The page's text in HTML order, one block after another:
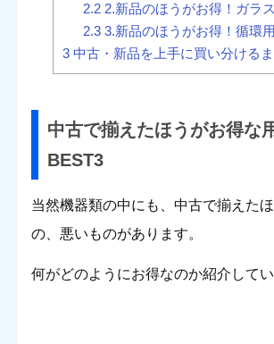
2.22.新品のほうがお得！ガラ
2.33.新品のほうがお得！循環
3 中古・新品を上手に買い分ける
中古で揃えたほうがお得な
BEST3
当然機器類の中にも、中古で揃えた
の、悪いものがあります。
何がどのようにお得なのか紹介してい